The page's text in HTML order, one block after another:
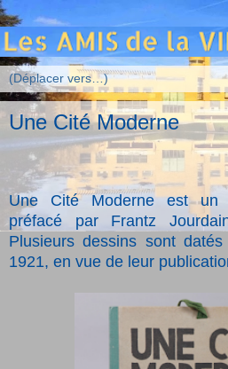
Une Cité Moderne
Une Cité Moderne est un
préfacé par Frantz
Plusieurs dessins sont
1921, en vue de leur